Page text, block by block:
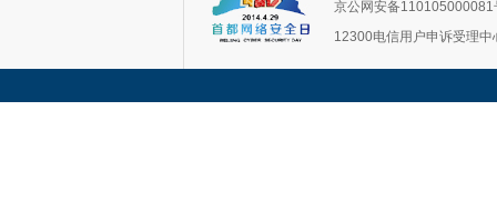
京公网安备110105000081
12300电信用户申诉受理中